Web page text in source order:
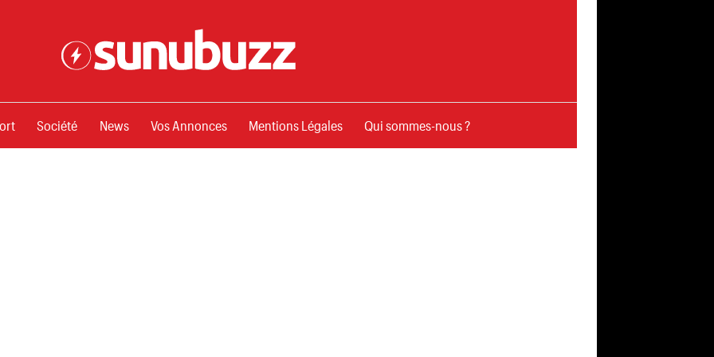
Société News Vos Annonces Mentions Légales Qui sommes-nous ?